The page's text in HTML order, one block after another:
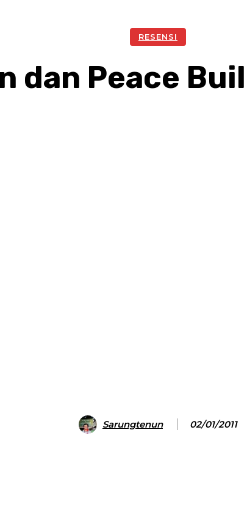
RESENSI
dan Peace
Sarungtenun 02/01/2011